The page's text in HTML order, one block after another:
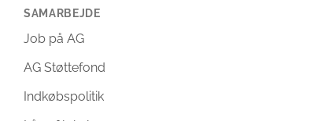
SAMARBEJDE
Job på AG
AG Støttefond
Indkøbspolitik